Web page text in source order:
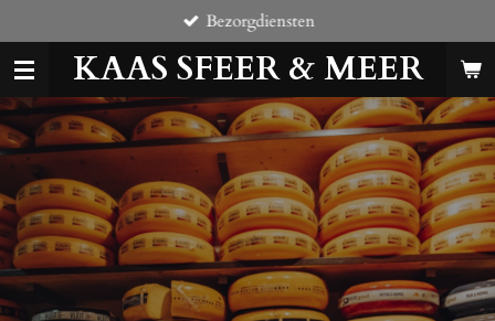
direct
naar
de
hoofdinhoud
KAAS SFEER & MEER
Bezorgdiensten